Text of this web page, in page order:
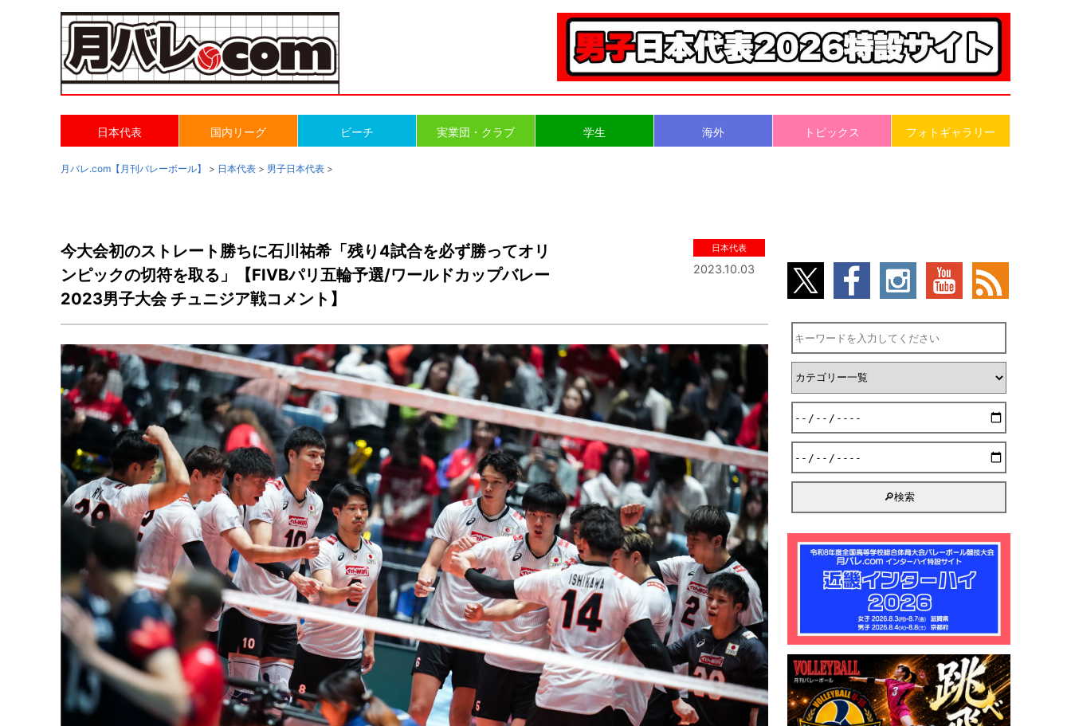
日本代表 国内リーグ ビーチ 実業団・クラブ 学生 海外 トピックス フォトギャラリー
月バレ.com【月刊バレーボール】 > 日本代表 > 男子日本代表 >
今大会初のストレート勝ちに石川祐希「残り4試合を必ず勝ってオリ
ンピックの切符を取る」【FIVBパリ五輪予選/ワールドカップバレー
2023男子大会 チュニジア戦コメント】
日本代表
2023.10.03